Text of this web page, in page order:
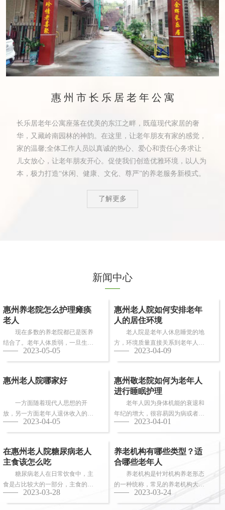
惠州市长乐居老年公寓
长乐居老年公寓座落在优美的东江之畔，既蕴现代家居的奢
华，又藏岭南园林的神韵。在这里，让老年朋友有家的感觉，
家的温馨;全体工作人员以真诚的热心、爱心和责任心务求让
儿女放心，让老年朋友开心。促使我们创造优雅环境，以人为
本，极力打造“休闲、健康、文化、尊严”的养老服务新模式。
了解更多
新闻中心
惠州养老院怎么护理瘫痪
老人
现在多数的养老院都已是医养
结合了。老年人体质弱，一旦生
病，多数情况下都会面临卧床修
养，这时候就需...
2023-05-05
惠州老人院如何安排老年
人的居住环境
老人院是老年人休息睡觉的地
方，环境质量直接关系到老年人的
健康长寿。由于老年人适应能力和
抗病能力较...
2023-04-09
惠州老人院哪家好
一方面随着现代人思想的开
放，另一方面老年人退休收入的稳
步上升，选择惠州老人院进行疗养
的老人越来越...
2023-04-05
惠州敬老院如何为老年人
进行睡眠护理
老年人因为身体机能的衰退和
年纪的增大，很容易因为病或者各
种各样的原因导致失眠、多梦，睡
眠质量差等...
2023-04-01
在惠州老人院糖尿病老人
主食该怎么吃
糖尿病老人在日常饮食中，主
食是占比较大的一部分，主食的选
择对控制血糖水平至关重要。那
么，糖尿病老...
2023-03-28
养老机构有哪些类型？适
合哪些老年人
养老机构是针对机构养老形态
的一种统称，常见的养老机构大致
有这些类型：养老社区、老年公
寓、养老院、...
2023-03-24